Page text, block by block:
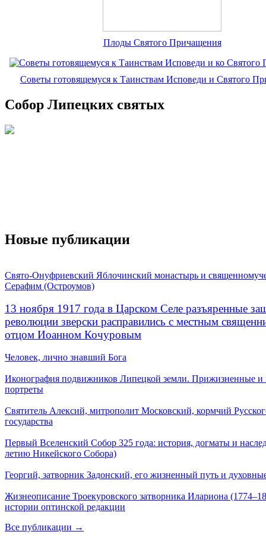
Плоды Святого Причащения
Советы готовящемуся к Таинствам Исповеди и Святого
Собор Липецких святых
Новые публикации
Свято-Онуфриевский Яблочинский монастырь и
Серафим (Остроумов)
13 ноября 1917 года в Царском Селе разъяренные
революции зверски расправились с местным
отцом Иоанном Кочуровым
Человек, лично знавший Бога
Иконография подвижников Липецкой земли. Прижизненные и
портреты
Святитель Алексий, митрополит Московский, кормчий
государства
Первый Вселенский Собор 325 года: история, догматы и
летию Никейского Собора)
Георгий, затворник Задонский, его жизненный путь и
Жизнеописание Троекуровского затворника Илариона
истории оптинской редакции
Все публикации →